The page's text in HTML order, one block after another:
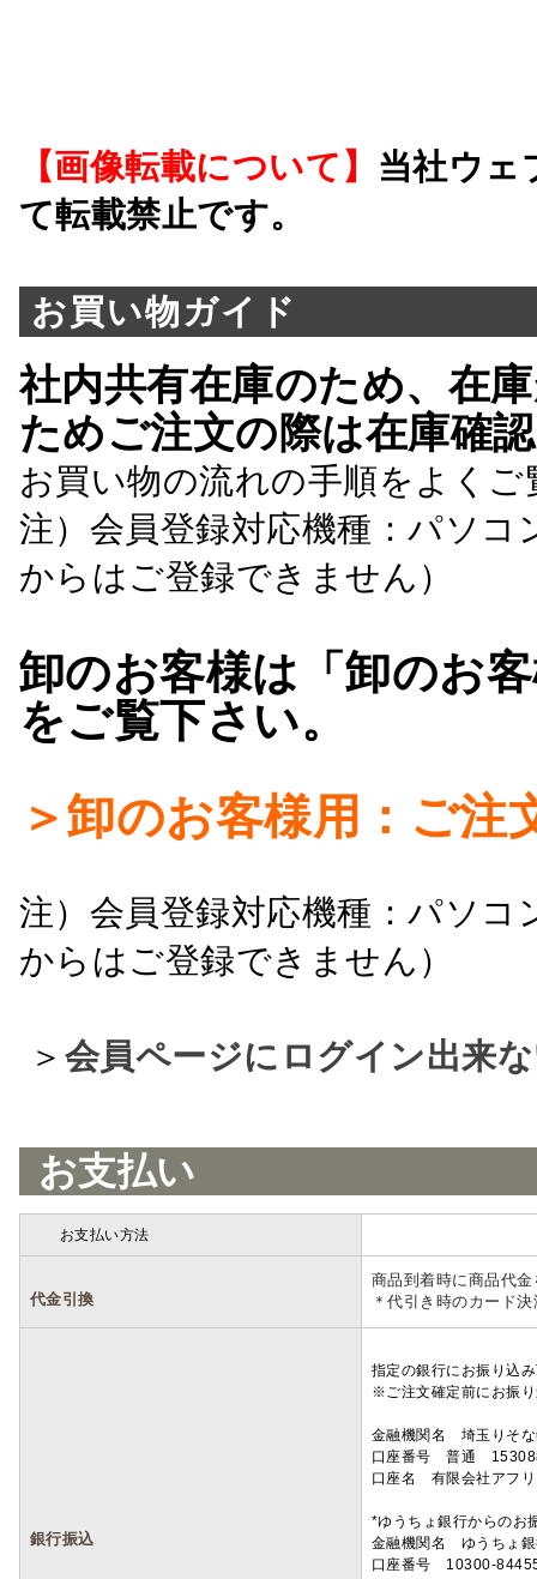
【画像転載について】 当社ウェ
て転載禁止です。
お買い物ガイド
社内共有在庫のため、在
ためご注文の際は在庫確
お買い物の流れの手順をよくご
注）会員登録対応機種：パソ
からはご登録できません）
卸のお客様は「卸のお
をご覧下さい。
＞卸のお客様用：ご注
注）会員登録対応機種：パソ
からはご登録できません）
＞ 会員ページにログイン出来
お支払い
お支払い方法
代金引換
商品到着時に商品代
＊代引き時のカード
銀行振込
指定の銀行にお振り込
※ご注文確定前にお振
金融機関名 埼玉りそ
口座番号 普通
口座名 有限会社アフ
*ゆうちょ銀行からのお
金融機関名 ゆうちょ
口座番号 10300-